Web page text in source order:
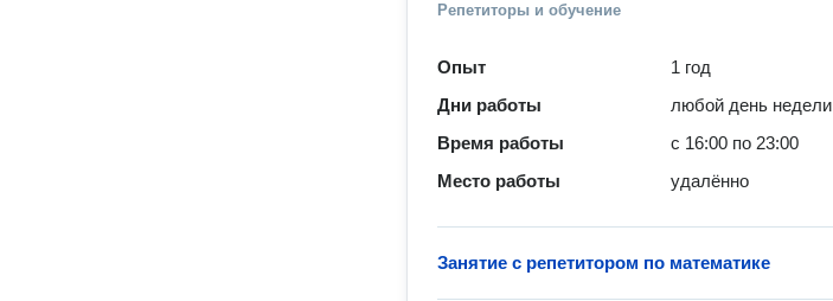
Репетиторы и обучение
Опыт
1 год
Дни работы
любой день недели
Время работы
с 16:00 по 23:00
Место работы
удалённо
Занятие с репетитором по математике